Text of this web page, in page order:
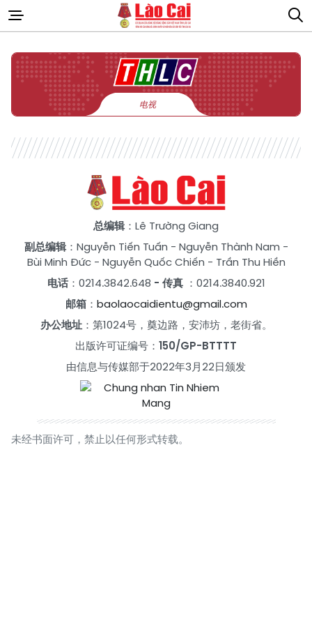
电视广播
总编辑：Lê Trường Giang
副总编辑： Nguyễn Tiến Tuấn - Nguyễn Thành Nam -
Bùi Minh Đức- Nguyễn Quốc Chiến - Trần Thu Hiền
电话：0214.3842.648 - 传真 ：0214.3840.921
邮箱： baolaocaidientu@gmail.com
办公地址：第1024号，奠边路，安沛坊，老街省。
出版许可证编号： 150/GP-BTTTT
由信息与传媒部于2022年3月22日颁发
未经书面许可，禁止以任何形式转载。